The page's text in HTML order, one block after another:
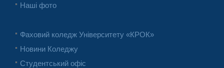
Наші фото
Фаховий коледж Університету «КРОК»
Новини Коледжу
Студентський офіс